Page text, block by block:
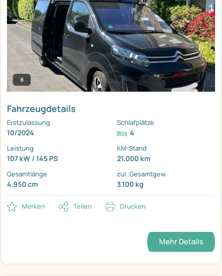
8
Fahrzeugdetails
Erstzulassung
10/2024
Schlafplätze
4
Leistung
107 kW / 145 PS
KM-Stand
21.000 km
Gesamtlänge
4.950 cm
zul. Gesamtgew.
3.100 kg
Merken Teilen Drucken
Mehr Details